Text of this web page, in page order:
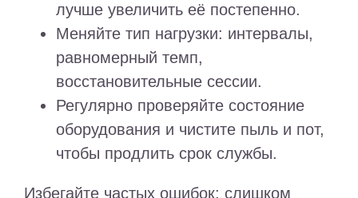
лучше увеличить её постепенно.
Меняйте тип нагрузки: интервалы,
равномерный темп,
восстановительные сессии.
Регулярно проверяйте состояние
оборудования и чистите пыль и пот,
чтобы продлить срок службы.
Избегайте частых ошибок: слишком